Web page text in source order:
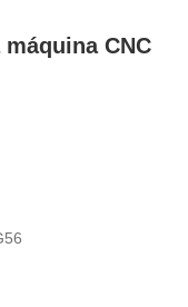
CNC